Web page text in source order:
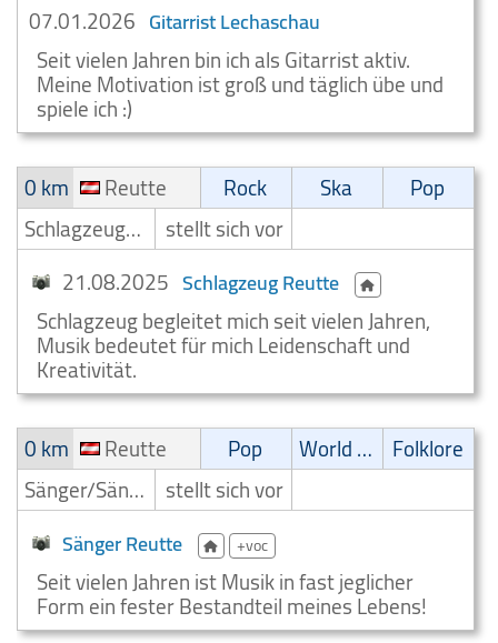
07.01.2026 Gitarrist Lechaschau
Seit vielen Jahren bin ich als Gitarrist aktiv.
Meine Motivation ist groß und täglich übe und
spiele ich :)
0 km
Reutte Rock Ska
Pop
Schlagzeuger/Drummer
stellt sich vor
21.08.2025 Schlagzeug Reutte
Schlagzeug begleitet mich seit vielen Jahren,
Musik bedeutet für mich Leidenschaft und
Kreativität.
0 km
Reutte Pop World Music Folklore
Sänger/Sängerin stellt sich vor
Sänger Reutte +voc
Seit vielen Jahren ist Musik in fast jeglicher
Form ein fester Bestandteil meines Lebens!